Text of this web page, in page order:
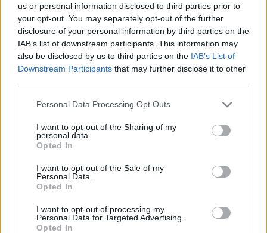
us or personal information disclosed to third parties prior to
your opt-out. You may separately opt-out of the further
disclosure of your personal information by third parties on the
IAB’s list of downstream participants. This information may
also be disclosed by us to third parties on the IAB’s List of
Downstream Participants that may further disclose it to other
Personal Data Processing Opt Outs
I want to opt-out of the Sharing of my
personal data.
Opted In
I want to opt-out of the Sale of my
Personal Data.
Opted In
I want to opt-out of processing my
Personal Data for Targeted Advertising.
Opted In
Εξαιρετικό κλίμα εργασίας με κέντρο τον άνθρωπο
(εταιρικοί διαγωνισμοί και εταιρικές επιβραβεύσεις,
''Employee of the Month'' και ''Employee of the Year'')
Bonus Τέκνου και Bonus Γάμου (εάν γίνεις γονιός ή
παντρευτείς κατά τη διάρκεια της συνεργασίας μας)
Δωρεάν πρόσβαση σε Εκπαιδεύσεις και Προοπτικές
επαγγελματικής εξέλιξης